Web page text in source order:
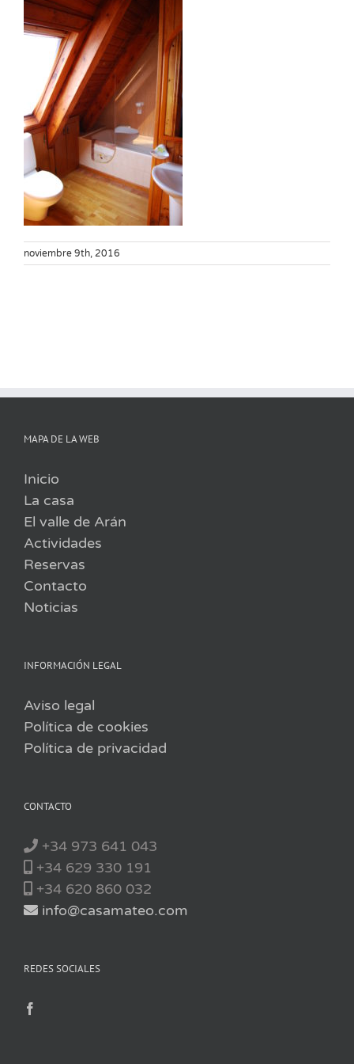
noviembre 9th, 2016
MAPA DE LA WEB
Inicio
La casa
El valle de Arán
Actividades
Reservas
Contacto
Noticias
INFORMACIÓN LEGAL
Aviso legal
Política de cookies
Política de privacidad
CONTACTO
+34 973 641 043
+34 629 330 191
+34 620 860 032
info@casamateo.com
REDES SOCIALES